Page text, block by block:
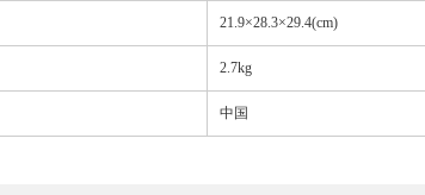
21.9×28.3×29.4(cm)
2.7kg
中国